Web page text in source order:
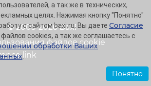
© 2005-2026 Baxi
файлов cookie
link
а так же в технических,
целях. Нажимая кнопку "Понятно"
с сайтом baxi.ru, Вы даете Согласие
cookies, а так же соглашаетесь с
обработки Ваших
.
Понятно